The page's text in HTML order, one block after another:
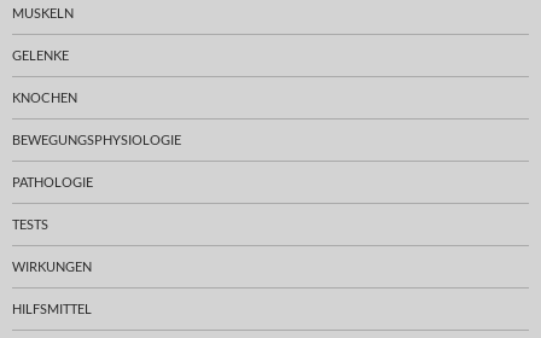
MUSKELN
GELENKE
KNOCHEN
BEWEGUNGSPHYSIOLOGIE
PATHOLOGIE
TESTS
WIRKUNGEN
HILFSMITTEL